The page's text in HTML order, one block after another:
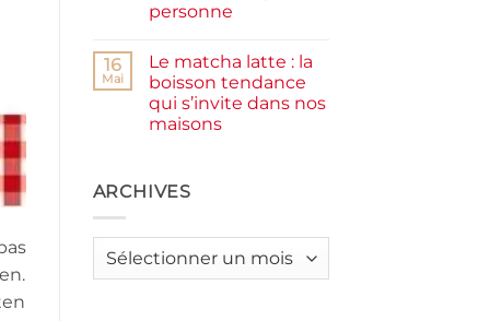
Packman
à
La
Grande
Motte
personne
sur
Recettes
d’été
petit
budget
menus
complets
3€
16
Mai
Le matcha latte : la
boisson tendance
qui s’invite dans nos
maisons
Le
matcha
boisson
ARCHIVES
Archives